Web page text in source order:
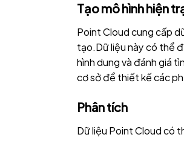
Tạo mô hình hiện
Point Cloud cung cấp
tạo.Dữ liệu này có thể
hình dung và đánh giá
cơ sở để thiết kế các
Phân tích
Dữ liệu Point Cloud có